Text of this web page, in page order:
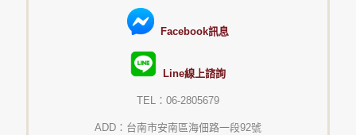
Facebook訊息
Line線上諮詢
TEL：06-2805679
ADD：台南市安南區海佃路一段92號